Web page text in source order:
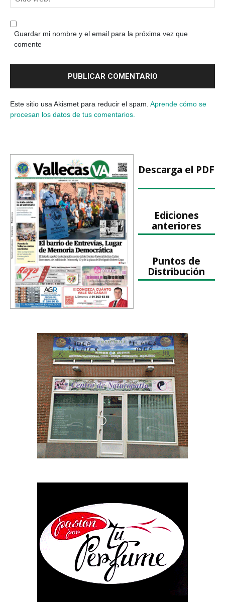
Guardar mi nombre y el email para la próxima vez que
comente
Este sitio usa Akismet para reducir el spam. Aprende cómo se
procesan los datos de tus comentarios.
Descarga el PDF
Ediciones
anteriores
Puntos de
Distribución